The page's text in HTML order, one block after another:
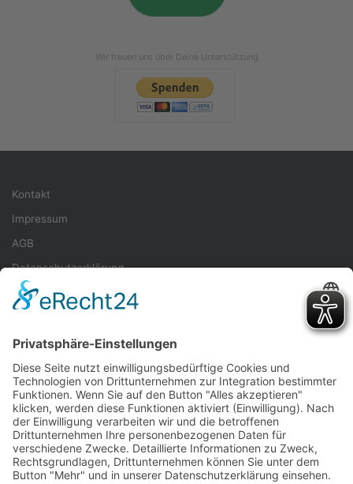
Wir freuen uns über Deine Unterstützung
Kontakt
Impressum
AGB
Datenschutzerklärung
Veranstalter
Quellenangaben
Spenden
Folge uns auf Instagram
Sie müssen dasTieLabs Instagram FeedPlugin installieren, um
diese Funktion nutzen zu können.